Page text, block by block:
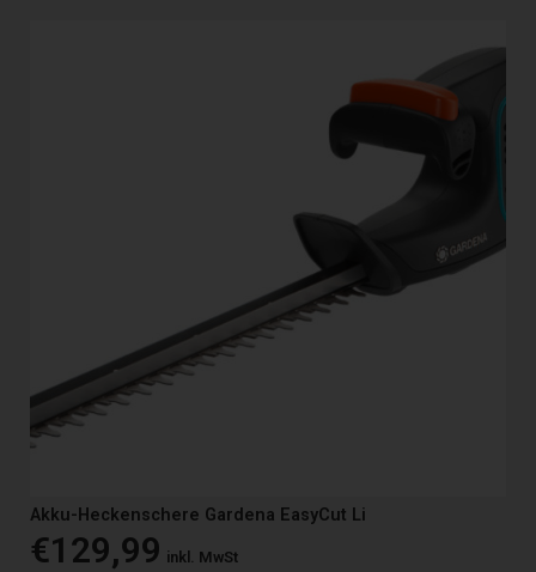
Akku-Heckenschere Gardena EasyCut Li
€129,99 inkl. MwSt